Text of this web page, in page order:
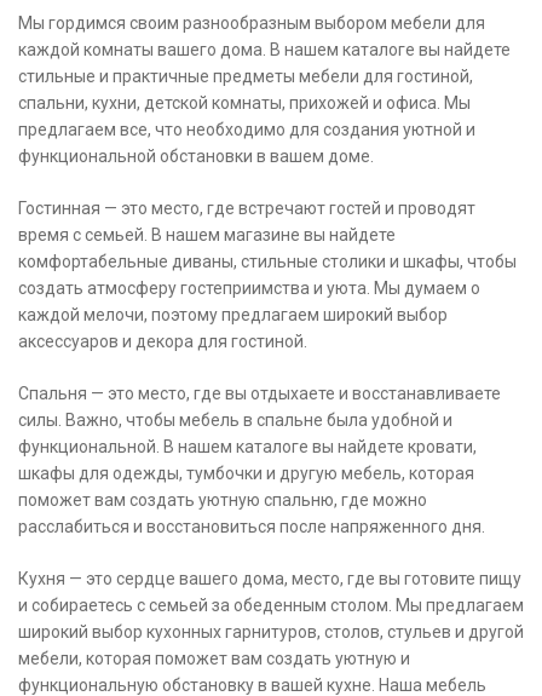
Мы гордимся своим разнообразным выбором мебели для
каждой комнаты вашего дома. В нашем каталоге вы найдете
стильные и практичные предметы мебели для гостиной,
спальни, кухни, детской комнаты, прихожей и офиса. Мы
предлагаем все, что необходимо для создания уютной и
функциональной обстановки в вашем доме.
Гостинная — это место, где встречают гостей и проводят
время с семьей. В нашем магазине вы найдете
комфортабельные диваны, стильные столики и шкафы, чтобы
создать атмосферу гостеприимства и уюта. Мы думаем о
каждой мелочи, поэтому предлагаем широкий выбор
аксессуаров и декора для гостиной.
Спальня — это место, где вы отдыхаете и восстанавливаете
силы. Важно, чтобы мебель в спальне была удобной и
функциональной. В нашем каталоге вы найдете кровати,
шкафы для одежды, тумбочки и другую мебель, которая
поможет вам создать уютную спальню, где можно
расслабиться и восстановиться после напряженного дня.
Кухня — это сердце вашего дома, место, где вы готовите пищу
и собираетесь с семьей за обеденным столом. Мы предлагаем
широкий выбор кухонных гарнитуров, столов, стульев и другой
мебели, которая поможет вам создать уютную и
функциональную обстановку в вашей кухне. Наша мебель